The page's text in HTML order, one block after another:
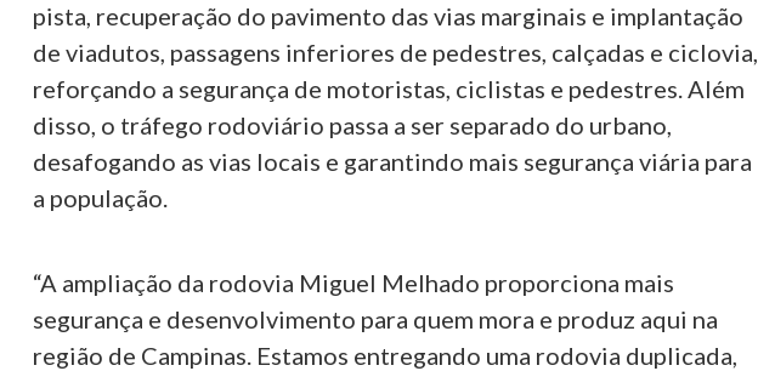
pista, recuperação do pavimento das vias marginais e implantação
de viadutos, passagens inferiores de pedestres, calçadas e ciclovia,
reforçando a segurança de motoristas, ciclistas e pedestres. Além
disso, o tráfego rodoviário passa a ser separado do urbano,
desafogando as vias locais e garantindo mais segurança viária para
a população.
“A ampliação da rodovia Miguel Melhado proporciona mais
segurança e desenvolvimento para quem mora e produz aqui na
região de Campinas. Estamos entregando uma rodovia duplicada,